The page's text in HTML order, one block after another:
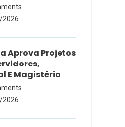
2026
Aprova Projetos
E Magistério
2026